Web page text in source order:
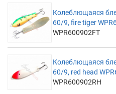
Колеблющаяся
60/9, fire tiger
WPR600902FT
Колеблющаяся
60/9, red head
WPR600902RH